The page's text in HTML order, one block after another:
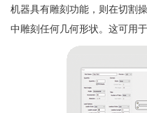
机器具有雕刻功能，则在切割
中雕刻任何几何形状。这可用